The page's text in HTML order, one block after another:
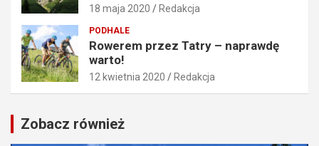
18 maja 2020 Redakcja
PODHALE
Rowerem przez Tatry – naprawdę
warto!
12 kwietnia 2020 Redakcja
Zobacz również